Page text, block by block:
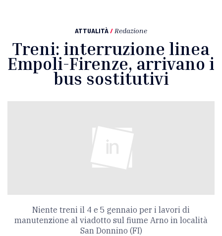
ATTUALITÀ/ Redazione
Treni: interruzione linea
Empoli-Firenze, arrivano i
bus sostitutivi
Niente treni il 4 e 5 gennaio per i lavori di
manutenzione al viadotto sul fiume Arno in località
San Donnino (FI)